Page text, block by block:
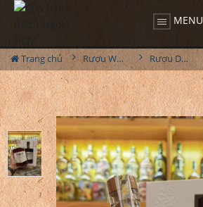
MENU
Trang chủ Rượu Whisky Rượu Dewars 21YO Utimate Smoothness